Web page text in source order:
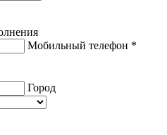
Мобильный телефон *
Город